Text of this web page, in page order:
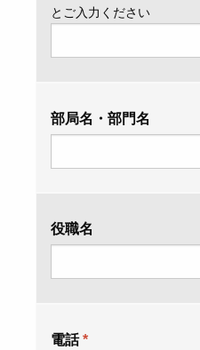
とご入力ください
部局名・部門名
役職名
電話 *